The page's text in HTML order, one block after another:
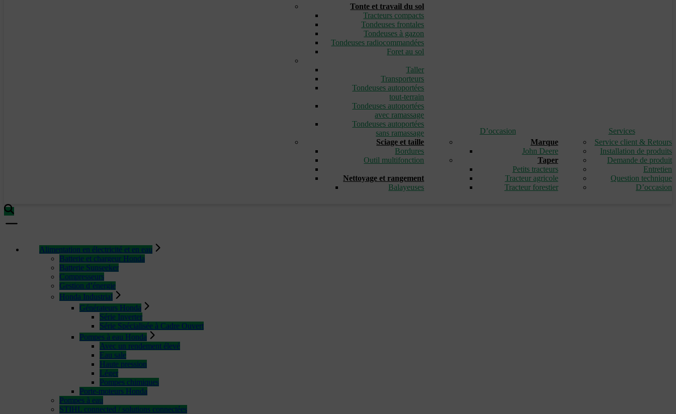
Tonte et travail du sol
Tracteurs compacts
Tondeuses frontales
Tondeuses à gazon
Tondeuses radiocommandées
Foret au sol
Taller
Transporteurs
Tondeuses autoportées
tout-terrain
Tondeuses autoportées
avec ramassage
Tondeuses autoportées
sans ramassage
Sciage et taille
Bordures
Outil multifonction
Nettoyage et rangement
Balayeuses
D’occasion
Marque
John Deere
Taper
Petits tracteurs
Tracteur agricole
Tracteur forestier
Services
Service client & Retours
Installation de produits
Demande de produit
Entretien
Question technique
D’occasion
Alimentation en électricité et en eau
Batterie et chargeur Honda
Batterie Sunseeker
Compresseurs
Gestion d’énergie
Honda Industrial
Générateurs Honda
Série Inverter
Série Spécialisée à Cadre Ouvert
Pompes à eau Honda
Avec un rendement élevé
Eau sale
Haute pression
Léger
Pompes chimiques
Porte-moteurs Honda
Pompes à eau
STIHL connected / solutions connectées